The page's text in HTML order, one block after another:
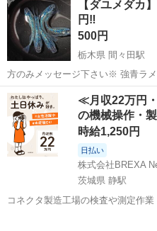
【ダユメダカ
円‼️
500円
栃木県 間々田駅
方のみメッセージ下さい※ 強青ラメ
はオス2メス…
栃木 小山市 間々田駅 そ
≪月収22万円
の機械操作・
時給1,250円
日払い
株式会社BREXA
茨城県 静駅
コネクタ製造工場の検査や測定作